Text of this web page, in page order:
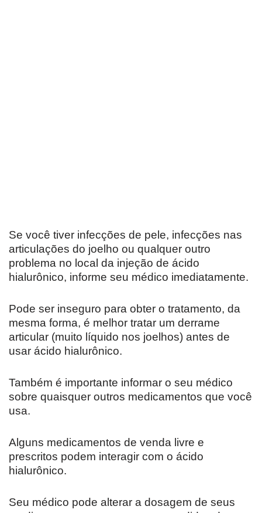
Se você tiver infecções de pele, infecções nas
articulações do joelho ou qualquer outro
problema no local da injeção de ácido
hialurônico, informe seu médico imediatamente.
Pode ser inseguro para obter o tratamento, da
mesma forma, é melhor tratar um derrame
articular (muito líquido nos joelhos) antes de
usar ácido hialurônico.
Também é importante informar o seu médico
sobre quaisquer outros medicamentos que você
usa.
Alguns medicamentos de venda livre e
prescritos podem interagir com o ácido
hialurônico.
Seu médico pode alterar a dosagem de seus